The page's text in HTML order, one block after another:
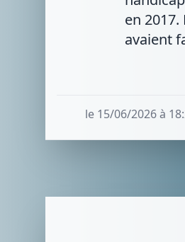
en
avaient
le 15/06/2026 à